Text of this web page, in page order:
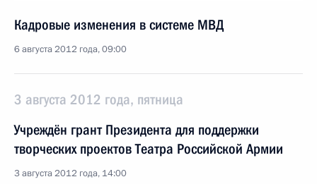
Кадровые изменения в системе МВД
6 августа 2012 года, 09:00
3 августа 2012 года, пятница
Учреждён грант Президента для поддержки
творческих проектов Театра Российской Армии
3 августа 2012 года, 14:00